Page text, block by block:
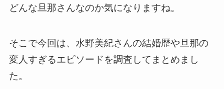
どんな旦那さんなのか気になりますね。
そこで今回は、水野美紀さんの結婚歴や旦那の
変人すぎるエピソードを調査してまとめまし
た。